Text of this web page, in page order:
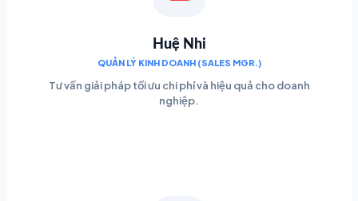
Huệ Nhi
QUẢN LÝ KINH DOANH (SALES MGR.)
Tư vấn giải pháp tối ưu chi phí và hiệu quả cho doanh
nghiệp.